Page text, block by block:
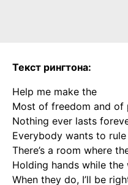
Текст рингтона:
Help me make the
Most of freedom and of
Nothing ever lasts
Everybody wants to
There’s a room where
Holding hands while
When they do, I’ll be